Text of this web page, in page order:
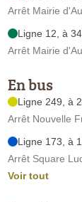
Arrêt Mairie
Ligne 12, à
Arrêt Mairie
En bus
Ligne 249, à
Arrêt Nouvelle
Ligne 173, à
Arrêt Square
Voir tout